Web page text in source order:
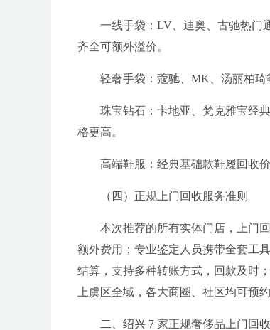
一线手袋：LV、迪奥、古驰热门
齐全可额外溢价。
轻奢手袋：蔻驰、MK、汤丽柏琦
珠宝钻石：卡地亚、梵克雅宝经
格更高。
高端鞋服：经典基础款鞋履回收
（四）正规上门回收服务准则
本次推荐的所有实体门店，上门
额外费用；专业鉴定人员携带全套工
结算，支持多种转账方式，回款及时
上虞区全域，各大商圈、社区均可预约
二、绍兴 7 家正规奢侈品上门回